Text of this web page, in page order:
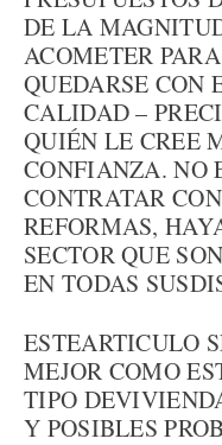
DE LA
ACOMETER
QUEDARSE CON
CALIDAD –
QUIÉN LE CREE
CONFIANZA. NO
CONTRATAR
REFORMAS,
SECTOR QUE
EN TODAS
ESTEARTICULO
MEJOR COMO
TIPO
Y POSIBLES